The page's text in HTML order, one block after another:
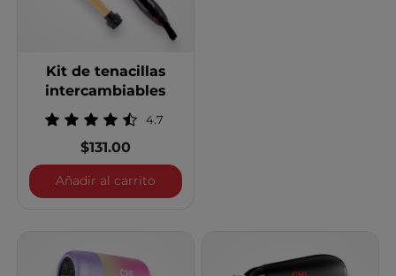
Kit de tenacillas
intercambiables
4.7
$131.00
Añadir al carrito Kit de tenacillas intercambiables